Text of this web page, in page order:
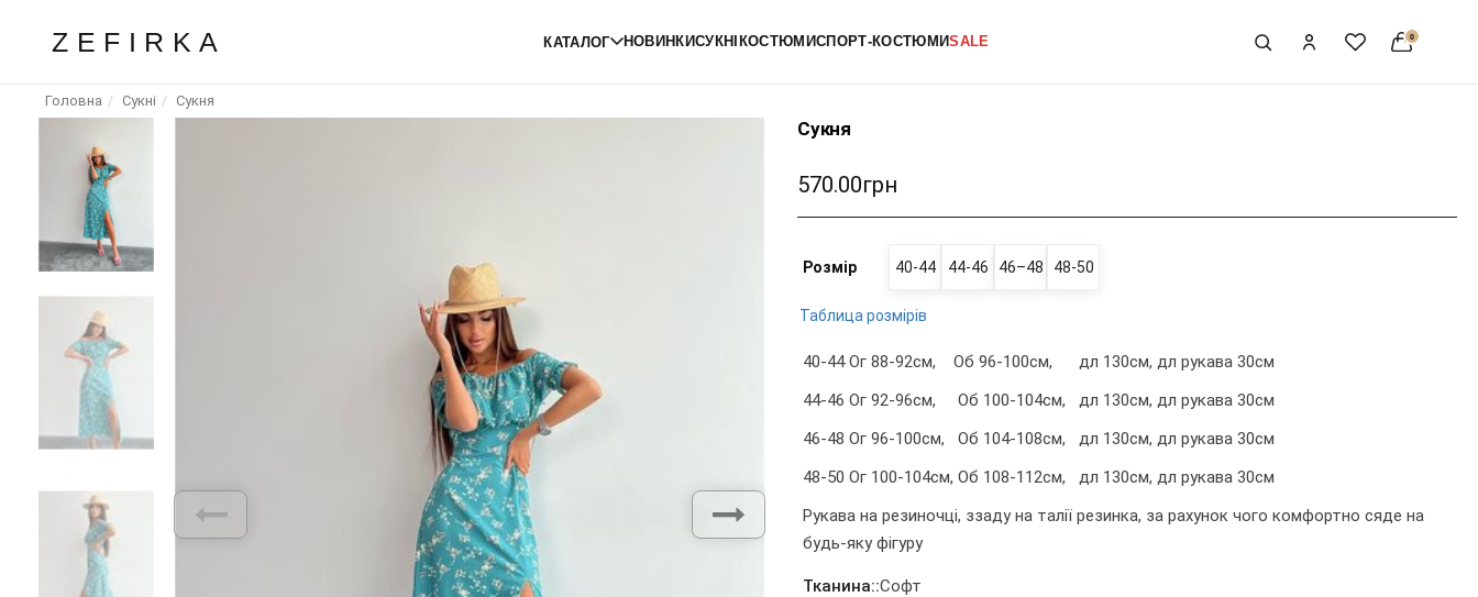
ZEFIRKA КАТАЛОГ НОВИНКИСУКНІ КОСТЮМИСПОРТ-КОСТЮМИSALE 0
Головна Сукні Сукня
Сукня
570.00грн
Розмір 40-44 44-46 46–48 48-50
Таблица розмірів
40-44 Ог 88-92см, Об 96-100см, дл 130см, дл рукава 30см
44-46 Ог 92-96см, Об 100-104см, дл 130см, дл рукава 30см
46-48 Ог 96-100см, Об 104-108см, дл 130см, дл рукава 30см
48-50 Ог 100-104см, Об 108-112см, дл 130см, дл рукава 30см
Рукава на резиночці, ззаду на талії резинка, за рахунок чого комфортно сяде на
будь-яку фігуру
Тканина::Софт